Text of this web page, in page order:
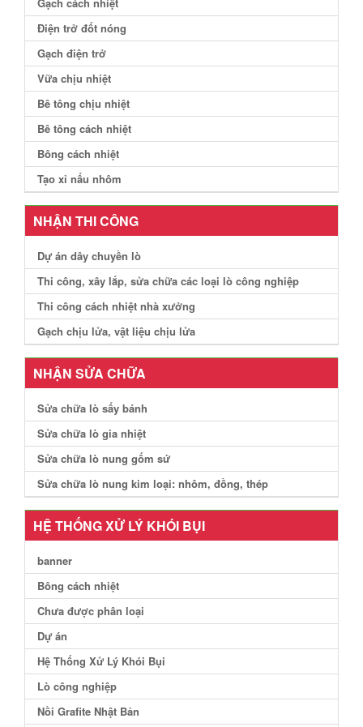
Điện trở đốt nóng
Gạch điện trở
Vữa chịu nhiệt
Bê tông chịu nhiệt
Bê tông cách nhiệt
Bông cách nhiệt
Tạo xỉ nấu nhôm
NHẬN THI CÔNG
Dự án dây chuyền lò
Thi công, xây lắp, sửa chữa các loại lò công nghiệp
Thi công cách nhiệt nhà xưởng
Gạch chịu lửa, vật liệu chịu lửa
NHẬN SỬA CHỮA
Sửa chữa lò sấy bánh
Sửa chữa lò gia nhiệt
Sửa chữa lò nung gốm sứ
Sửa chữa lò nung kim loại: nhôm, đồng, thép
HỆ THỐNG XỬ LÝ KHÓI BỤI
banner
Bông cách nhiệt
Chưa được phân loại
Dự án
Hệ Thống Xử Lý Khói Bụi
Lò công nghiệp
Nồi Grafite Nhật Bản